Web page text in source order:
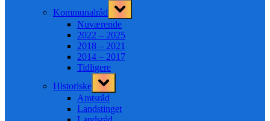
Kommunalråd
Toggle
sub-
menu
Nuværende
2022 – 2025
2018 – 2021
2014 – 2017
Tidligere
Historiske
Toggle
sub-
menu
Amtsråd
Landstinget